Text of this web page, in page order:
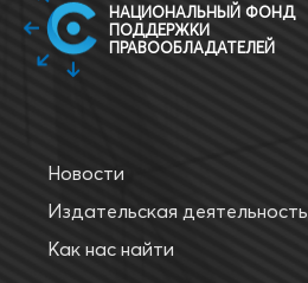
НАЦИОНАЛЬНЫЙ ФОНД
ПОДДЕРЖКИ
ПРАВООБЛАДАТЕЛЕЙ
Новости
Издательская деятельность
Как нас найти